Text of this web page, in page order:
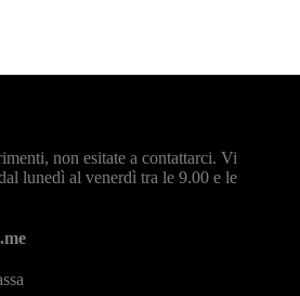
non esitate a contattarci. Vi
lunedì al venerdì tra le 9.00 e le